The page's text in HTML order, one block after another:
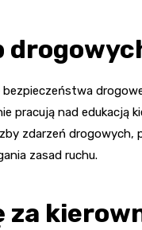
pracują nad
zdarzeń drogowych,
zasad ruchu.
za